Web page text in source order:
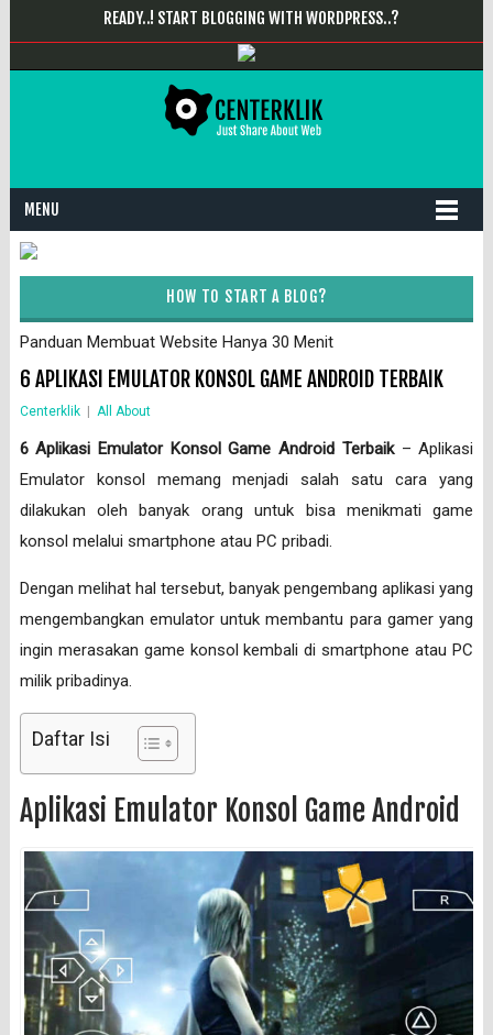
READY..! START BLOGGING WITH WORDPRESS..?
MENU
HOW TO START A BLOG?
Panduan Membuat Website Hanya 30 Menit
6 APLIKASI EMULATOR KONSOL GAME ANDROID TERBAIK
Centerklik All About
6 Aplikasi Emulator Konsol Game Android Terbaik– Aplikasi
Emulator konsol memang menjadi salah satu cara yang
dilakukan oleh banyak orang untuk bisa menikmati game
konsol melalui smartphone atau PC pribadi.
Dengan melihat hal tersebut, banyak pengembang aplikasi yang
mengembangkan emulator untuk membantu para gamer yang
ingin merasakan game konsol kembali di smartphone atau PC
milik pribadinya.
Daftar Isi
Aplikasi Emulator Konsol Game Android